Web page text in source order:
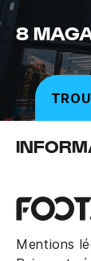
8
Mentions